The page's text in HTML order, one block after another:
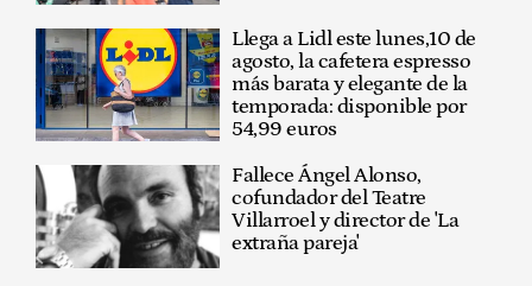
Llega a Lidl este lunes,10 de
agosto, la cafetera espresso
más barata y elegante de la
temporada: disponible por
54,99 euros
Fallece Ángel Alonso,
cofundador del Teatre
Villarroel y director de 'La
extraña pareja'